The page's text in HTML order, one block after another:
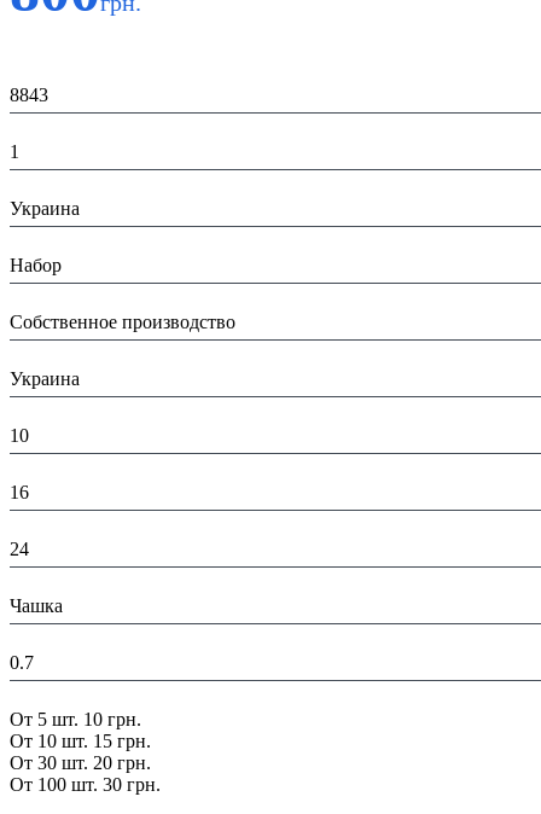
8843
1
Украина
Набор
Собственное производство
Украина
10
16
24
Чашка
0.7
От 5 шт. 10 грн.
От 10 шт. 15 грн.
От 30 шт. 20 грн.
От 100 шт. 30 грн.